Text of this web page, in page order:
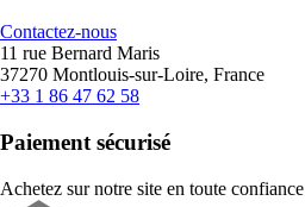
Contactez-nous
11 rue Bernard Maris
37270 Montlouis-sur-Loire, France
+33 1 86 47 62 58
Paiement sécurisé
Achetez sur notre site en toute confiance